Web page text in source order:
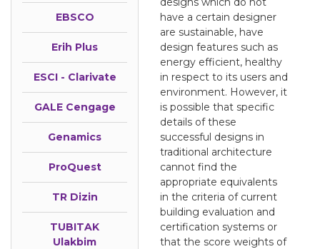
EBSCO
Erih Plus
ESCI - Clarivate
GALE Cengage
Genamics
ProQuest
TR Dizin
TUBITAK
Ulakbim
have a certain designer
are sustainable, have
design features such as
energy efficient, healthy
in respect to its users and
environment. However, it
is possible that specific
details of these
successful designs in
traditional architecture
cannot find the
appropriate equivalents
in the criteria of current
building evaluation and
certification systems or
that the score weights of